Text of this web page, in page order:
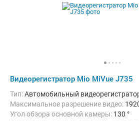
Видеорегистратор Mio MiVue J735
Тип:Автомобильный
Максимальное разрешение видео:
Угол обзора основной камеры: 130 °